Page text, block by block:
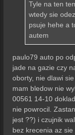
Tyle na ten
wtedy sie
psuje hehe a
autem
paulo79 auto po
jade na gazie czy
oborty, nie dlawi
mam bledow nie
00561 14-10
nie powrocil.
jest ??) i czujnik
bez krecenia az